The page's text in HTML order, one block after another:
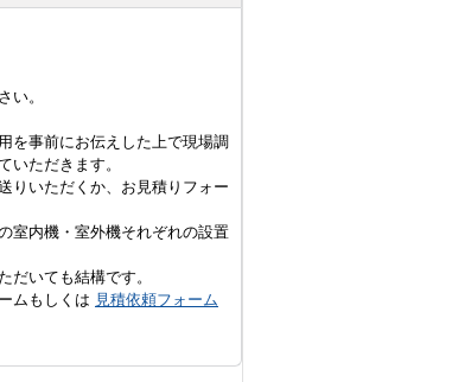
い。
を事前にお伝えした上で現場調
いただきます。
りいただくか、お見積りフォー
室内機・室外機それぞれの設置
だいても結構です。
ムもしくは 見積依頼フォーム